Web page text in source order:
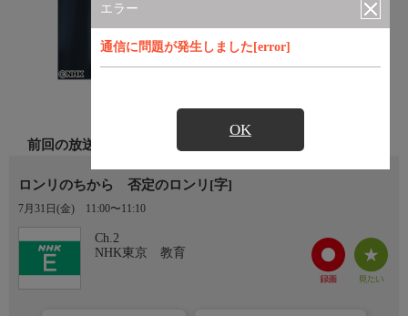
エラー
通信に問題が発生しました[error]
OK
前回の放送
ロンリのちから 否定のロンリ[字]
7月31日(金) 11:00〜11:10
Ch.2
NHK東京 教育